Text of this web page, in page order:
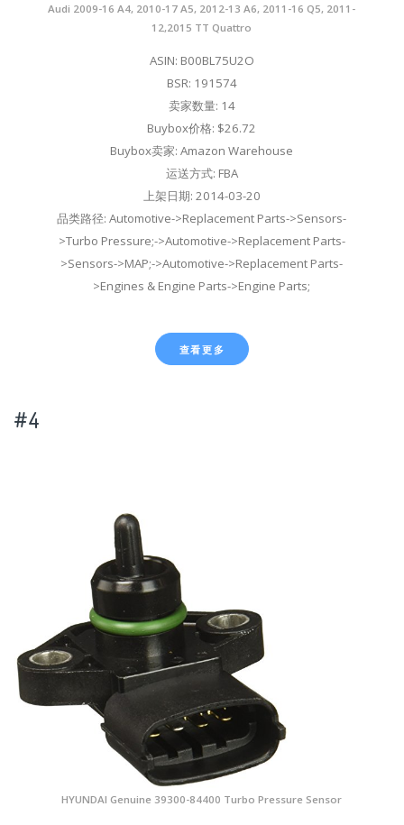
Audi 2009-16 A4, 2010-17 A5, 2012-13 A6, 2011-16 Q5, 2011-
12,2015 TT Quattro
ASIN: B00BL75U2O
BSR: 191574
卖家数量: 14
Buybox价格: $26.72
Buybox卖家: Amazon Warehouse
运送方式: FBA
上架日期: 2014-03-20
品类路径: Automotive->Replacement Parts->Sensors-
>Turbo Pressure;->Automotive->Replacement Parts-
>Sensors->MAP;->Automotive->Replacement Parts-
>Engines & Engine Parts->Engine Parts;
查看更多
#4
HYUNDAI Genuine 39300-84400 Turbo Pressure Sensor